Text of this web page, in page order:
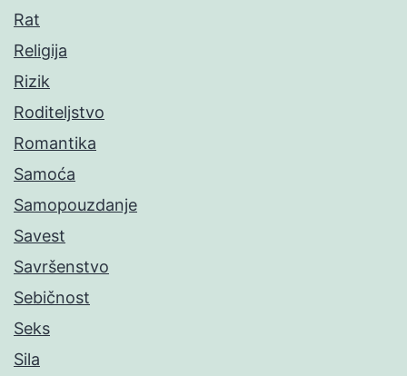
Rat
Religija
Rizik
Roditeljstvo
Romantika
Samoća
Samopouzdanje
Savest
Savršenstvo
Sebičnost
Seks
Sila